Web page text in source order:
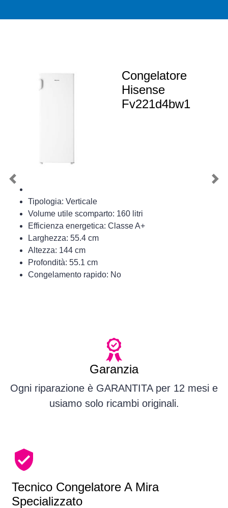
Congelatore
Hisense
Fv221d4bw1
Tipologia: Verticale
Volume utile scomparto: 160 litri
Efficienza energetica: Classe A+
Larghezza: 55.4 cm
Altezza: 144 cm
Profondità: 55.1 cm
Congelamento rapido: No
Previous
Garanzia
Ogni riparazione è GARANTITA per 12 mesi e
usiamo solo ricambi originali.
Tecnico Congelatore A Mira
Specializzato